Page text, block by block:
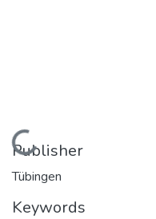
Loading...
Publisher
Tübingen
Keywords